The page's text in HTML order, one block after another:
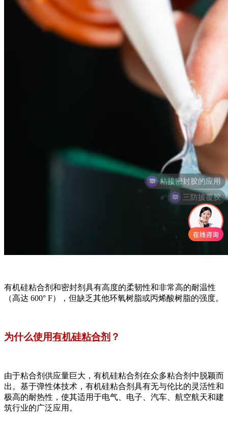
有机硅粘合剂和密封剂具有高度的柔韧性和非常高的耐温性
（高达 600° F），但缺乏其他环氧树脂或丙烯酸树脂的强度。
为什么使用有机硅粘合剂 ？
由于粘合剂供应量巨大，有机硅粘合剂在众多粘合剂中脱颖而
出。基于弹性体技术，有机硅粘合剂具有无与伦比的灵活性和
极高的耐热性，使其适用于电气、电子、汽车、航空航天和建
筑行业的广泛应用。
三防披覆胶